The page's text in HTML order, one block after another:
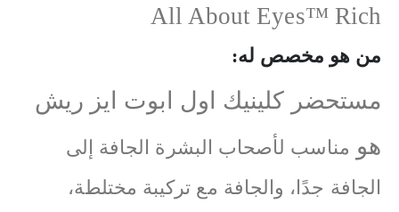
All About Eyes™ Rich
من هو مخصص له:
مستحضر كلينيك اول ابوت ايز ريش
هو مناسب لأصحاب البشرة الجافة إلى
الجافة جدًا، والجافة مع تركيبة مختلطة،